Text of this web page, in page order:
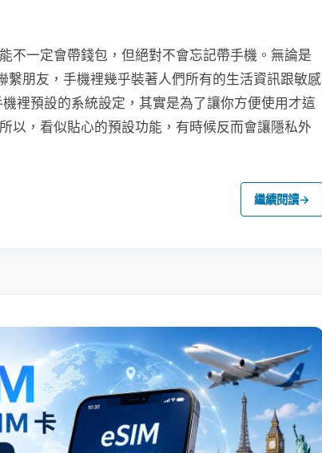
不一定會帶錢包，但絕對不會忘記帶手機。無論是
繫朋友，手機裡幾乎裝著人們所有的生活資訊跟敏感
裡預設的系統設定，其實是為了讓你方便使用才這
以，看似貼心的預設功能，有時候反而會讓隱私外
繼續閱讀→